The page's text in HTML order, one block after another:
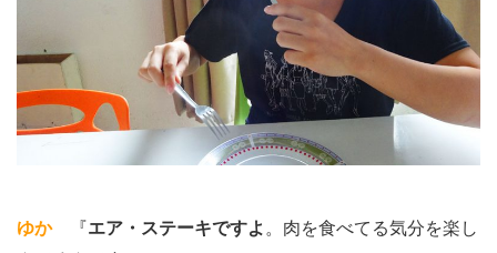
ゆか 『エア・ステーキですよ 。肉を食べてる気分を楽し